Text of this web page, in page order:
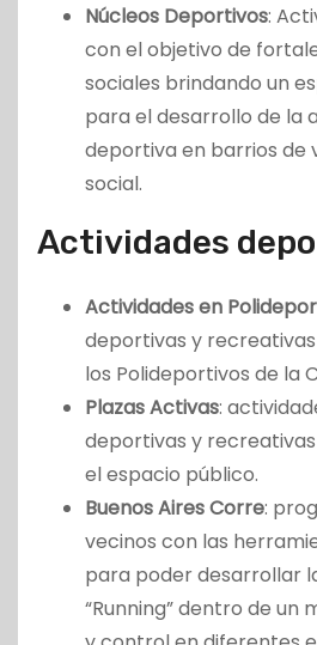
Núcleos Deportivos:
con el objetivo de
sociales brindando un
para el desarrollo de la
deportiva en barrios de
social.
Actividades
Actividades en
deportivas y
los Polideportivos de la
Plazas Activas:
deportivas y
el espacio público.
Buenos Aires Corre:
vecinos con las
para poder desarrollar
“Running” dentro de un